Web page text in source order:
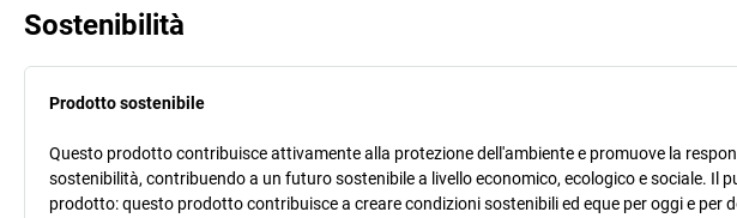
Sostenibilità
Prodotto sostenibile
Questo prodotto contribuisce attivamente alla protezione dell'ambiente e promuove la
sostenibilità, contribuendo a un futuro sostenibile a livello economico, ecologico e sociale. Il
prodotto: questo prodotto contribuisce a creare condizioni sostenibili ed eque per oggi e per